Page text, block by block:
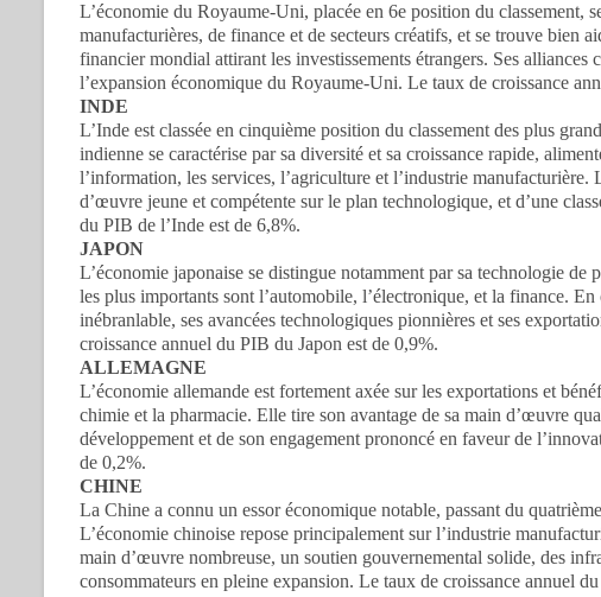
L’économie du Royaume-Uni, placée en 6e position du classement,
manufacturières, de finance et de secteurs créatifs, et se trouve bien
financier mondial attirant les investissements étrangers. Ses
l’expansion économique du Royaume-Uni. Le taux de croissance
INDE
L’Inde est classée en cinquième position du classement des plus
indienne se caractérise par sa diversité et sa croissance rapide,
l’information, les services, l’agriculture et l’industrie
d’œuvre jeune et compétente sur le plan technologique, et d’une
du PIB de l’Inde est de 6,8%.
JAPON
L’économie japonaise se distingue notamment par sa technologie
les plus importants sont l’automobile, l’électronique, et la finance.
inébranlable, ses avancées technologiques pionnières et ses
croissance annuel du PIB du Japon est de 0,9%.
ALLEMAGNE
L’économie allemande est fortement axée sur les exportations et
chimie et la pharmacie. Elle tire son avantage de sa main d’œuvre
développement et de son engagement prononcé en faveur de
de 0,2%.
CHINE
La Chine a connu un essor économique notable, passant du
L’économie chinoise repose principalement sur l’industrie
main d’œuvre nombreuse, un soutien gouvernemental solide, des
consommateurs en pleine expansion. Le taux de croissance annuel